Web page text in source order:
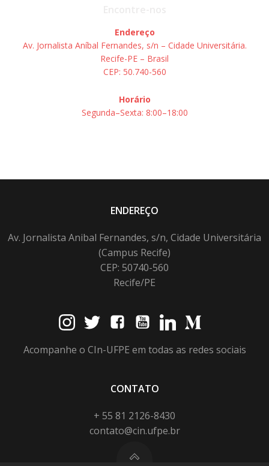
Endereço
Av. Jornalista Aníbal Fernandes, s/n – Cidade Universitária.
Recife-PE – Brasil
CEP: 50.740-560
Horário
Segunda–Sexta: 8:00–18:00
ENDEREÇO
Av. Jornalista Anibal Fernandes, s/n, Cidade Universitária
(Campus Recife)
CEP: 50740-560
Recife/PE
Acompanhe o CIn-UFPE em todas as redes sociais
CONTATO
+ 55 81 2126-8430
contato@cin.ufpe.br